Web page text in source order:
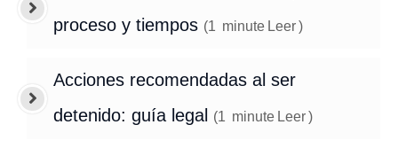
proceso y tiempos (1 minute Leer)
Acciones recomendadas al ser
detenido: guía legal
(1 minute Leer)